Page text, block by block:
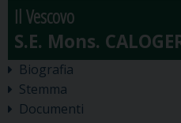
Il Vescovo
Biografia
Stemma
Documenti